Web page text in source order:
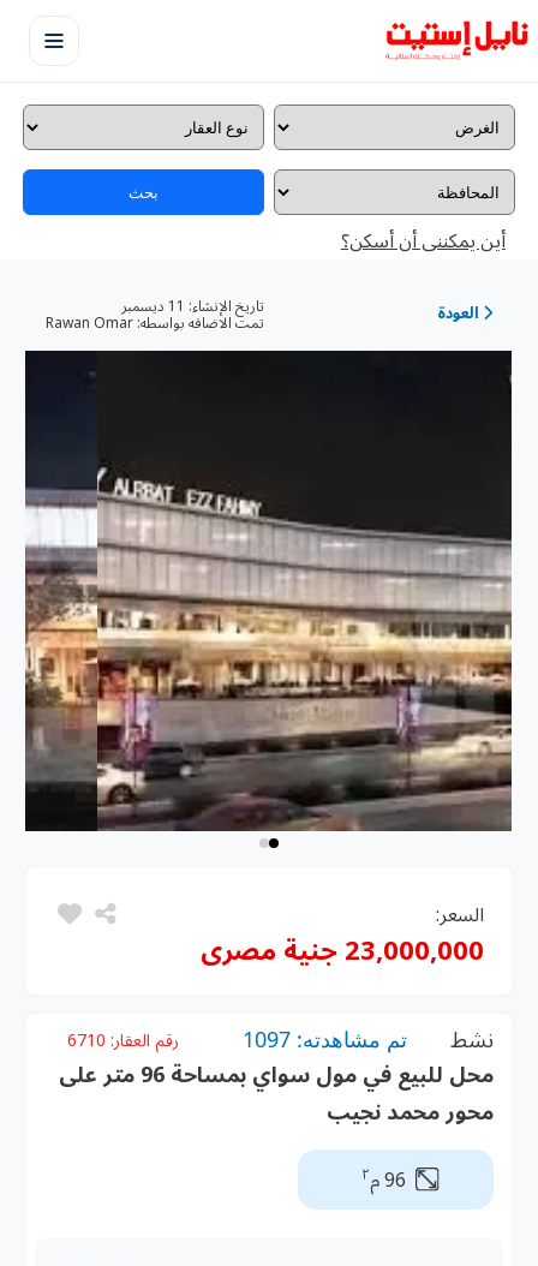
بحث
أين يمكننى أن أسكن؟
العودة تاريخ الإنشاء:
تمت الاضافه بواسطه: Rawan Omar
السعر:
23,000,000 جنية مصرى
نشط تم مشاهدته: 1097 رقم العقار: 6710
محل للبيع في مول سواي بمساحة 96 متر على
محور محمد نجيب
96 م ٢